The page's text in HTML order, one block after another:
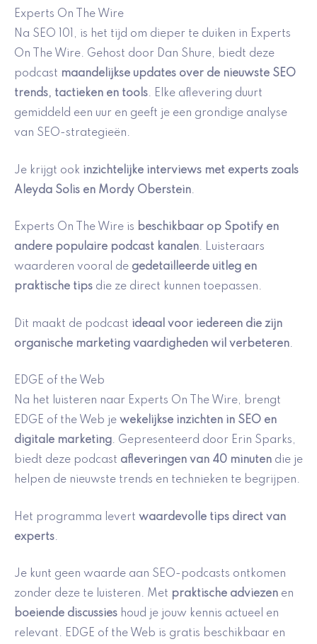
Experts On The Wire
Na SEO 101, is het tijd om dieper te duiken in Experts
On The Wire. Gehost door Dan Shure, biedt deze
podcast maandelijkse updates over de nieuwste SEO
trends, tactieken en tools. Elke aflevering duurt
gemiddeld een uur en geeft je een grondige analyse
van SEO-strategieën.
Je krijgt ook inzichtelijke interviews met experts zoals
Aleyda Solis en Mordy Oberstein.
Experts On The Wire is beschikbaar op Spotify en
andere populaire podcast kanalen. Luisteraars
waarderen vooral de gedetailleerde uitleg en
praktische tips die ze direct kunnen toepassen.
Dit maakt de podcast ideaal voor iedereen die zijn
organische marketing vaardigheden wil verbeteren.
EDGE of the Web
Na het luisteren naar Experts On The Wire, brengt
EDGE of the Web je wekelijkse inzichten in SEO en
digitale marketing. Gepresenteerd door Erin Sparks,
biedt deze podcast afleveringen van 40 minuten die je
helpen de nieuwste trends en technieken te begrijpen.
Het programma levert waardevolle tips direct van
experts.
Je kunt geen waarde aan SEO-podcasts ontkomen
zonder deze te luisteren. Met praktische adviezen en
boeiende discussies houd je jouw kennis actueel en
relevant. EDGE of the Web is gratis beschikbaar en